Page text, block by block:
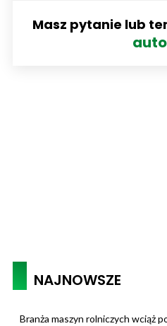
Masz pytanie lub
NAJNOWSZE
Branża maszyn rolniczych wciąż